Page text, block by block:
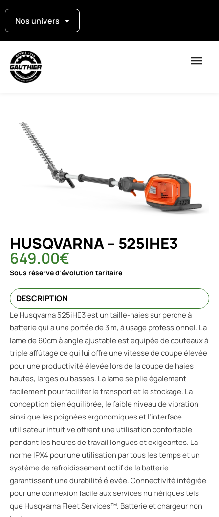
Nos univers
HUSQVARNA – 525IHE3
649.00€
Sous réserve d'évolution tarifaire
DESCRIPTION
Le Husqvarna 525iHE3 est un taille-haies sur perche à
batterie qui a une portée de 3 m, à usage professionnel. La
lame de 60cm à angle ajustable est equipée de couteaux à
triple affûtage ce qui lui offre une vitesse de coupe élevée
pour une productivité élevée lors de la coupe de haies
hautes, larges ou basses. La lame se plie également
facilement pour faciliter le transport et le stockage. La
conception bien équilibrée, le faible niveau de vibration
ainsi que les poignées ergonomiques et l’interface
utilisateur intuitive offrent une utilisation confortable
pendant les heures de travail longues et exigeantes. La
norme IPX4 pour une utilisation par tous les temps et un
système de refroidissement actif de la batterie
garantissent une durabilité élevée. Connectivité intégrée
pour une connexion facile aux services numériques tels
que Husqvarna Fleet Services™. Batterie et chargeur non